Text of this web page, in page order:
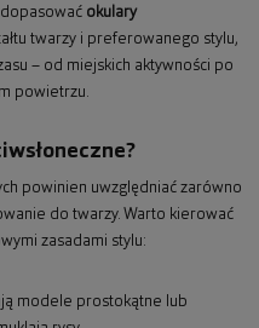
dopasować okulary
twarzy i preferowanego stylu,
– od miejskich aktywności po
powietrzu.
powinien uwzględniać zarówno
do twarzy. Warto kierować
zasadami stylu:
modele prostokątne lub